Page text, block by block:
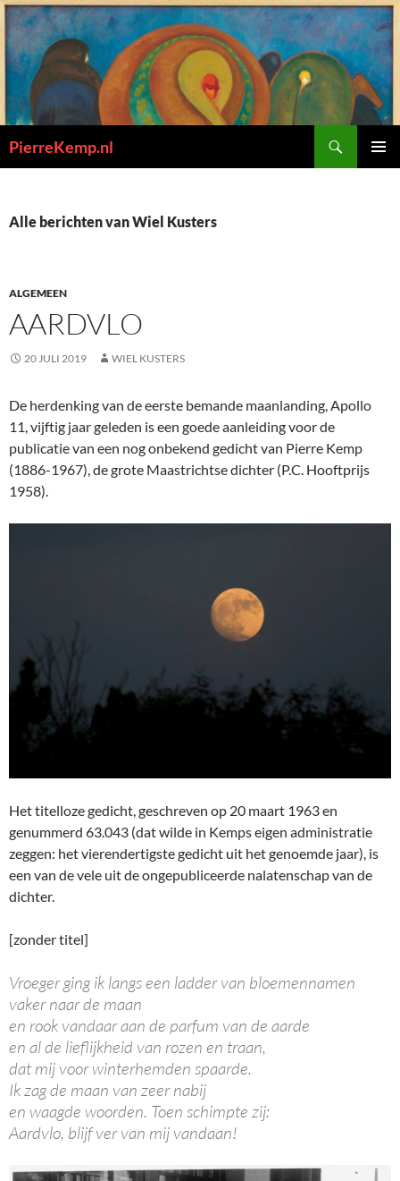
Ga
naar
de
inhoud
PierreKemp.nl
Alle berichten van Wiel Kusters
ALGEMEEN
AARDVLO
20 JULI 2019 WIEL KUSTERS
De herdenking van de eerste bemande maanlanding, Apollo
11, vijftig jaar geleden is een goede aanleiding voor de
publicatie van een nog onbekend gedicht van Pierre Kemp
(1886-1967), de grote Maastrichtse dichter (P.C. Hooftprijs
1958).
Het titelloze gedicht, geschreven op 20 maart 1963 en
genummerd 63.043 (dat wilde in Kemps eigen administratie
zeggen: het vierendertigste gedicht uit het genoemde jaar), is
een van de vele uit de ongepubliceerde nalatenschap van de
dichter.
[zonder titel]
Vroeger ging ik langs een ladder van bloemennamen
vaker naar de maan
en rook vandaar aan de parfum van de aarde
en al de lieflijkheid van rozen en traan,
dat mij voor winterhemden spaarde.
Ik zag de maan van zeer nabij
en waagde woorden. Toen schimpte zij:
Aardvlo, blijf ver van mij vandaan!